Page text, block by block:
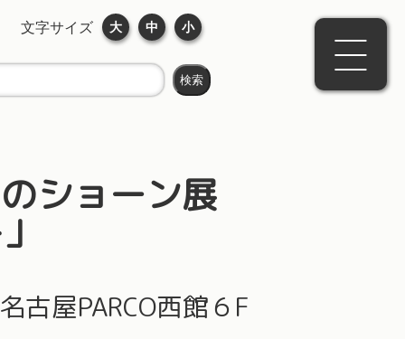
文字サイズ 大 中 小
ショーン展
古屋PARCO西館６F